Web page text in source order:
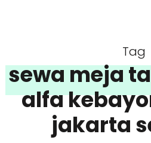
Tag
sewa meja
alfa
jakarta